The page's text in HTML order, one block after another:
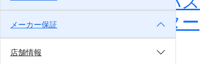
メーカー保証
店舗情報
ポート店頭受取スター
ト◇◆
2026/08/06